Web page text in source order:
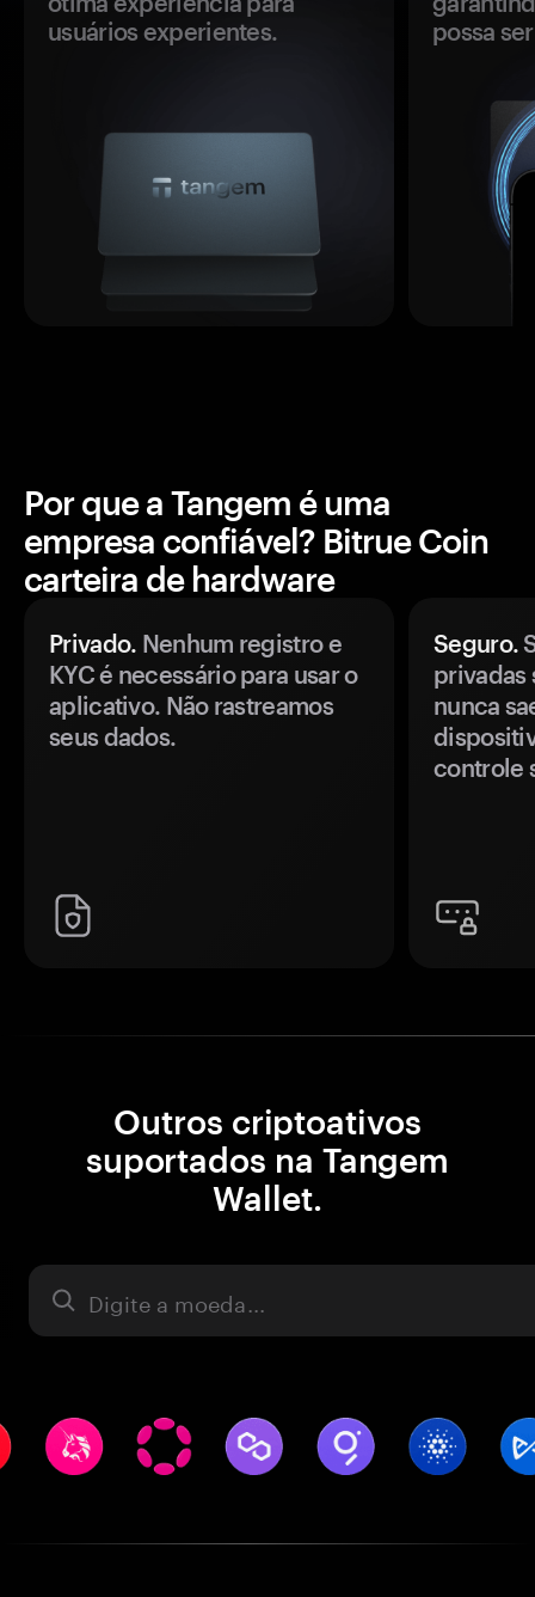
usuários experientes.
possa
Por que a Tangem é uma
empresa confiável? Bitrue Coin
carteira de hardware
Privado. Nenhum registro e
KYC é necessário para usar o
aplicativo. Não rastreamos
seus dados.
Seguro.
privadas
nunca
controle
Outros criptoativos
suportados na Tangem
Wallet.
Ativo